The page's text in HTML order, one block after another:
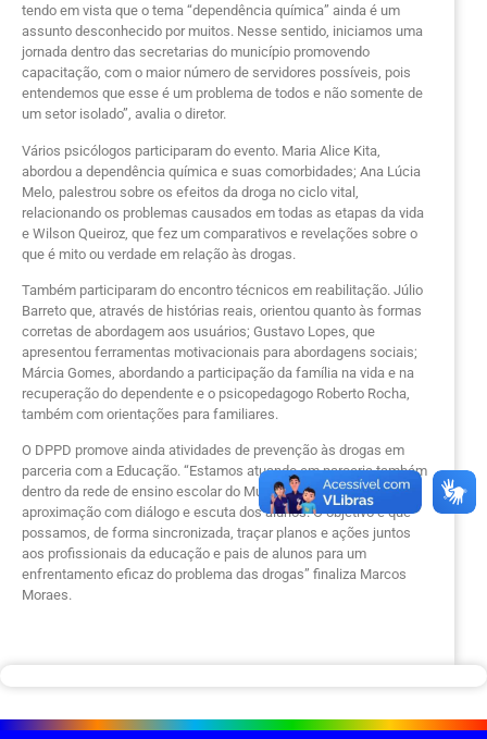
tendo em vista que o tema “dependência química” ainda é um
assunto desconhecido por muitos. Nesse sentido, iniciamos uma
jornada dentro das secretarias do município promovendo
capacitação, com o maior número de servidores possíveis, pois
entendemos que esse é um problema de todos e não somente de
um setor isolado”, avalia o diretor.
Vários psicólogos participaram do evento. Maria Alice Kita,
abordou a dependência química e suas comorbidades; Ana Lúcia
Melo, palestrou sobre os efeitos da droga no ciclo vital,
relacionando os problemas causados em todas as etapas da vida
e Wilson Queiroz, que fez um comparativos e revelações sobre o
que é mito ou verdade em relação às drogas.
Também participaram do encontro técnicos em reabilitação. Júlio
Barreto que, através de histórias reais, orientou quanto às formas
corretas de abordagem aos usuários; Gustavo Lopes, que
apresentou ferramentas motivacionais para abordagens sociais;
Márcia Gomes, abordando a participação da família na vida e na
recuperação do dependente e o psicopedagogo Roberto Rocha,
também com orientações para familiares.
O DPPD promove ainda atividades de prevenção às drogas em
parceria com a Educação. “Estamos atuando em parceria também
dentro da rede de ensino escolar do Município, promovendo uma
aproximação com diálogo e escuta dos alunos. O objetivo é que
possamos, de forma sincronizada, traçar planos e ações juntos
aos profissionais da educação e pais de alunos para um
enfrentamento eficaz do problema das drogas” finaliza Marcos
Moraes.